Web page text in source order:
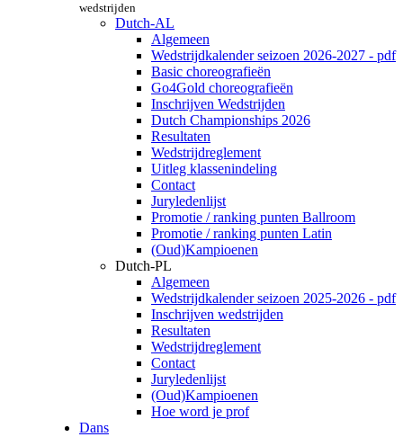
wedstrijden
Dutch-AL
Algemeen
Wedstrijdkalender seizoen 2026-2027 - pdf
Basic choreografieën
Go4Gold choreografieën
Inschrijven Wedstrijden
Dutch Championships 2026
Resultaten
Wedstrijdreglement
Uitleg klassenindeling
Contact
Juryledenlijst
Promotie / ranking punten Ballroom
Promotie / ranking punten Latin
(Oud)Kampioenen
Dutch-PL
Algemeen
Wedstrijdkalender seizoen 2025-2026 - pdf
Inschrijven wedstrijden
Resultaten
Wedstrijdreglement
Contact
Juryledenlijst
(Oud)Kampioenen
Hoe word je prof
Dans